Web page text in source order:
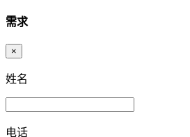
需求
×
姓名
电话